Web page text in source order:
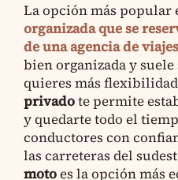
La opción más popular
organizada que se
de una agencia de
bien organizada y
quieres más
privadote permite
y quedarte todo el
conductores con
las carreteras del
motoes la opción más